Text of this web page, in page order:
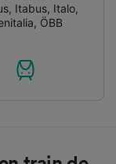
, Itabus, Italo,
, ÖBB